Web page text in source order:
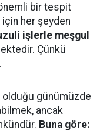
bir tespit
her şeyden
işlerle meşgul
Çünkü
günümüzde
ancak
Buna göre: